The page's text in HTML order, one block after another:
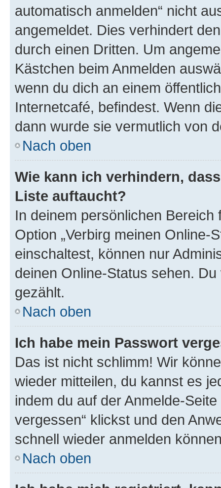
automatisch anmelden“ nicht
angemeldet. Dies verhindert
durch einen Dritten. Um
Kästchen beim Anmelden
wenn du dich an einem
Internetcafé, befindest. Wenn
dann wurde sie vermutlich von
Nach oben
Wie kann ich verhindern,
Liste auftaucht?
In deinem persönlichen
Option „Verbirg meinen Online-
einschaltest, können nur
deinen Online-Status sehen.
gezählt.
Nach oben
Ich habe mein Passwort
Das ist nicht schlimm! Wir
wieder mitteilen, du kannst es
indem du auf der Anmelde-
vergessen“ klickst und den
schnell wieder anmelden
Nach oben